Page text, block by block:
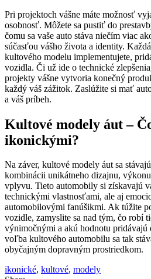
Pri projektoch vášne máte možnosť
osobnosť. Môžete sa pustiť do
čomu sa vaše auto stáva niečím viac
súčasťou vášho života a identity.
kultového modelu implementujete,
vozidla. Či už ide o technické
projekty vášne vytvoria konečný
každý váš zážitok. Zaslúžite si mať
a váš príbeh.
Kultové modely áut –
ikonickými?
Na záver, kultové modely áut sa
kombinácii unikátneho dizajnu,
vplyvu. Tieto automobily si získavajú
technickými vlastnosťami, ale aj
automobilovými fanúšikmi. Ak túžite
vozidle, zamyslite sa nad tým, čo robí
výnimočnými a akú hodnotu pridávajú
voľba kultového automobilu sa tak
obyčajným dopravným prostriedkom.
ikonické, kultové, modely